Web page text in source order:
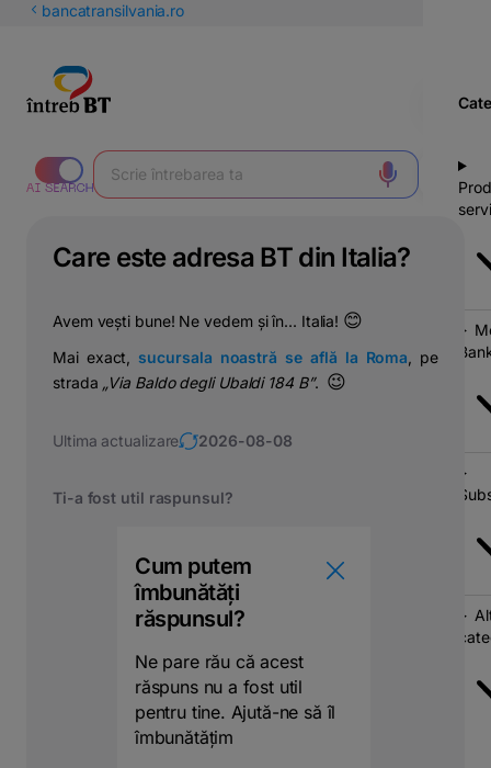
latineștibancatransilvania.ro
Care este adresa BT din Italia?
Avem vești bune! Ne vedem și în... Italia! 😊
Mai exact,sucursala noastră se află la Roma , pe
strada „Via Baldo degli Ubaldi 184 B”. 😉
Ultima actualizare 2026-08-08
Ti-a fost util raspunsul?
Cum putem
îmbunătăți
răspunsul?
Ne pare rău că acest
răspuns nu a fost util
pentru tine. Ajută-ne să îl
îmbunătățim